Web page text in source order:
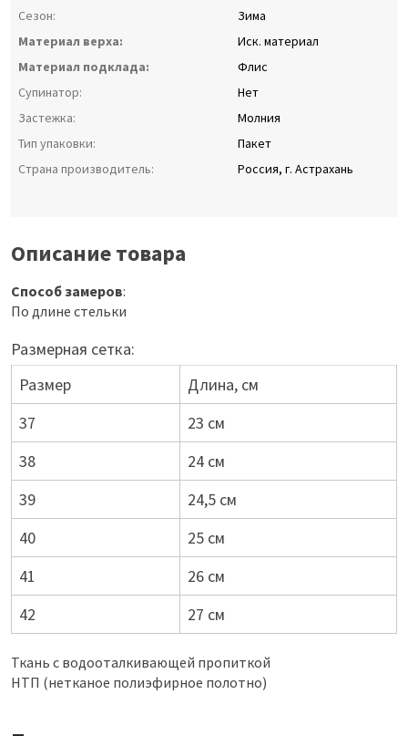
Сезон:
Зима
Материал верха:
Иск. материал
Материал подклада:
Флис
Супинатор:
Нет
Застежка:
Молния
Тип упаковки:
Пакет
Страна производитель:
Россия, г. Астрахань
Описание товара
Способ замеров:
По длине стельки
Размерная сетка:
Размер
Длина, см
37
23 см
38
24 см
39
24,5 см
40
25 см
41
26 см
42
27 см
Ткань с водооталкивающей пропиткой
НТП (нетканое полиэфирное полотно)